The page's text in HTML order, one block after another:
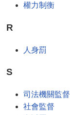
權力制衡
R
人身罰
S
司法機關監督
社會監督